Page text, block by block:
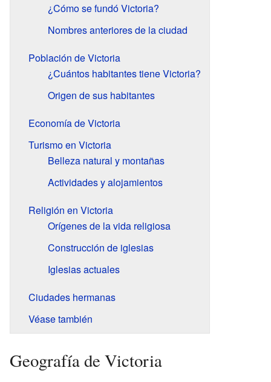
¿Cómo se fundó Victoria?
Nombres anteriores de la ciudad
Población de Victoria
¿Cuántos habitantes tiene Victoria?
Origen de sus habitantes
Economía de Victoria
Turismo en Victoria
Belleza natural y montañas
Actividades y alojamientos
Religión en Victoria
Orígenes de la vida religiosa
Construcción de iglesias
Iglesias actuales
Ciudades hermanas
Véase también
Geografía de Victoria